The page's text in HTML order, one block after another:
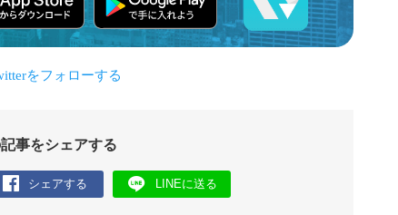
事をシェアする
シェアする LINEに送る